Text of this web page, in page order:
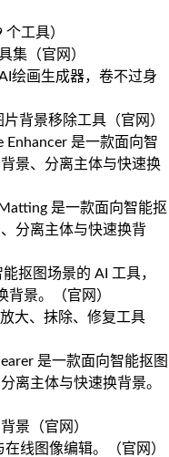
工具）
集（官网 ）
绘画生成器，卷不过身
背景移除工具（官网 ）
Enhancer 是一款面向智
景、分离主体与快速换
是一款面向智能抠
分离主体与快速换背
抠图场景的 AI 工具，
背景。（官网 ）
大、抹除、修复工具
是一款面向智能抠图
离主体与快速换背景。
景（官网 ）
线图像编辑。（官网 ）